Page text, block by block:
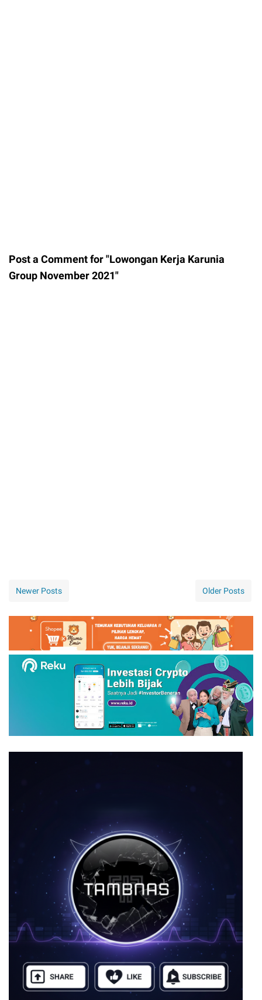
Post a Comment for "Lowongan Kerja Karunia
Group November 2021"
Newer Posts Older Posts